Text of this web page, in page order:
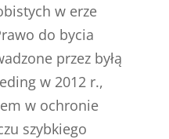
w erze
do bycia
przez byłą
w 2012 r.,
w ochronie
szybkiego